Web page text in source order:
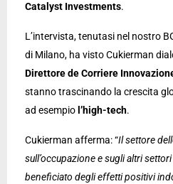
Catalyst Investments.
L’intervista, tenutasi nel nostro
di Milano, ha visto Cukierman
Direttore de Corriere
stanno trascinando la crescita
ad esempio l’high-tech.
Cukierman afferma: “Il settore
sull’occupazione e sugli altri
beneficiato degli effetti positivi